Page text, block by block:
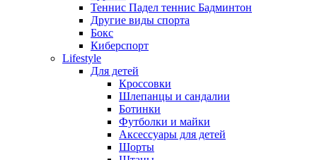
Теннис Падел теннис Бадминтон
Другие виды спорта
Бокс
Киберспорт
Lifestyle
Для детей
Кроссовки
Шлепанцы и сандалии
Ботинки
Футболки и майки
Аксессуары для детей
Шорты